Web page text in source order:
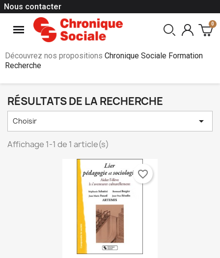
Nous contacter
Découvrez nos propositions Chronique Sociale Formation
Recherche
RÉSULTATS DE LA RECHERCHE
Choisir 
Affichage 1-1 de 1 article(s)
favorite_border